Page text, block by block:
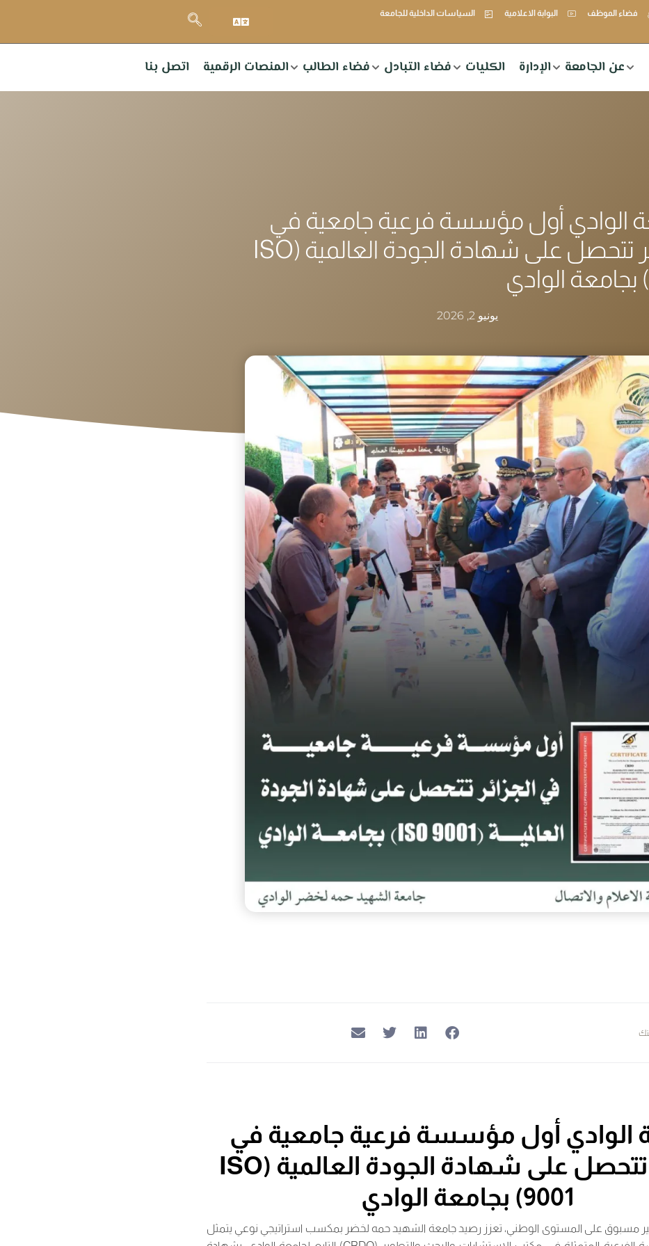
فضاء الموظف البوابة الاعلامية السياسات الداخلية للجامعة
عن الجامعة الإدارة الكليات فضاء التبادل فضاء الطالب المنصات الرقمية اتصل بنا
الوادي أول مؤسسة فرعية جامعية في
الجزائر تتحصل على شهادة الجودة العالمية (ISO
يونيو 2, 2026
الوادي أول مؤسسة فرعية جامعية في
الجزائر تتحصل على شهادة الجودة العالمية (ISO
9001) بجامعة الوادي
مسبوق على المستوى الوطني، تعزز رصيد جامعة الشهيد حمه لخضر بمكسب استراتيجي نوعي يتمثل